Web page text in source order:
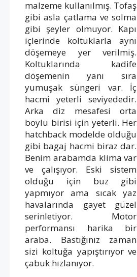
malzeme kullanılmış. Tofaş
gibi asla çatlama ve solma
gibi şeyler olmuyor. Kapı
içlerinde koltuklarla aynı
döşemeye yer verilmiş.
Koltuklarında kadife
döşemenin yanı sıra
yumuşak süngeri var. İç
hacmi yeterli seviyededir.
Arka diz mesafesi orta
boylu birisi için yeterli. Her
hatchback modelde olduğu
gibi bagaj hacmi biraz dar.
Benim arabamda klima var
ve çalışıyor. Eski sistem
olduğu için buz gibi
yapmıyor ama sıcak yaz
havalarında gayet güzel
serinletiyor. Motor
performansı harika bir
araba. Bastığınız zaman
sizi koltuğa yapıştırıyor ve
çabuk hızlanıyor.